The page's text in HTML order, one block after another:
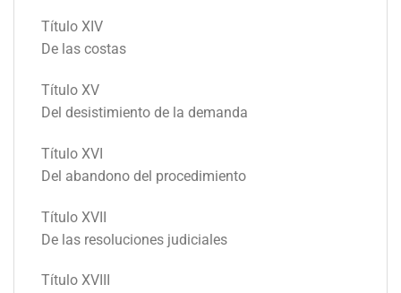
Título XIV
De las costas
Título XV
Del desistimiento de la demanda
Título XVI
Del abandono del procedimiento
Título XVII
De las resoluciones judiciales
Título XVIII